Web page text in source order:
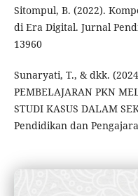
Sitompul, B. (2022).
di Era Digital. Jurnal
13960
Sunaryati, T., & dkk.
PEMBELAJARAN PKN
STUDI KASUS DALAM
Pendidikan dan